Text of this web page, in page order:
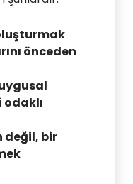
önceden
değil, bir